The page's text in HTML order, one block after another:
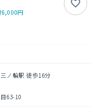
6,000円
ノ輪駅 徒歩16分
63-10